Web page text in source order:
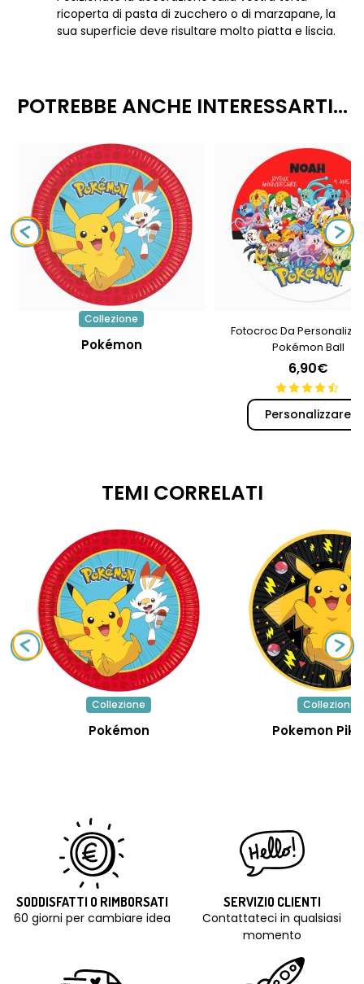
ricoperta di pasta di zucchero o di marzapane, la
sua superficie deve risultare molto piatta e liscia.
POTREBBE ANCHE INTERESSARTI...
Collezione
Pokémon
Fotocroc Da
Pokémon Ball
6,90€
Personalizzare
TEMI CORRELATI
Collezione
Pokémon
Collezione
Pokemon
SODDISFATTI O RIMBORSATI
60 giorni per cambiare idea
SERVIZIO CLIENTI
Contattateci in qualsiasi
momento